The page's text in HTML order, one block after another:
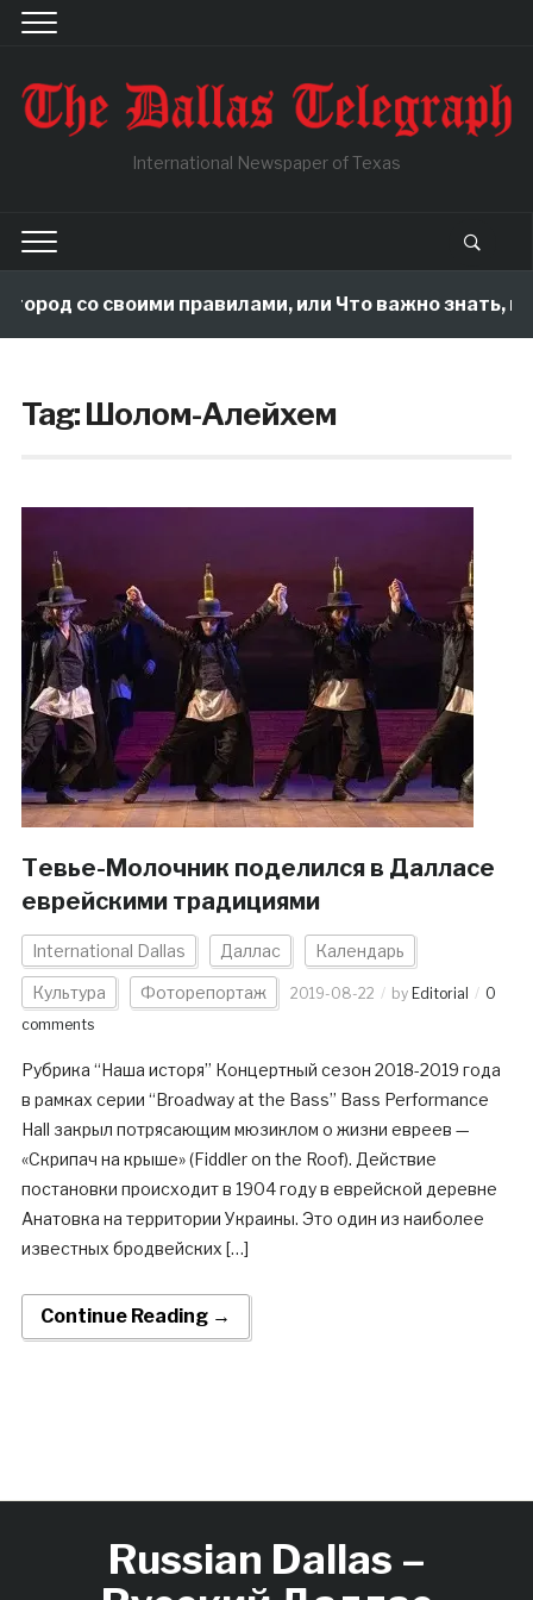
International Newspaper of Texas
со своими правилами, или Что важно знать,
Tag:Шолом-Алейхем
Тевье-Молочник поделился в Далласе
еврейскими традициями
International Dallas Даллас Календарь
Культура Фоторепортаж 2019-08-22 by Editorial
0
comments
Рубрика “Наша исторя” Концертный сезон 2018-2019 года
в рамках серии “Broadway at the Bass” Bass Performance
Hall закрыл потрясающим мюзиклом о жизни евреев —
«Скрипач на крыше» (Fiddler on the Roof). Действие
постановки происходит в 1904 году в еврейской деревне
Анатовка на территории Украины. Это один из наиболее
известных бродвейских […]
Continue Reading →
Russian Dallas –